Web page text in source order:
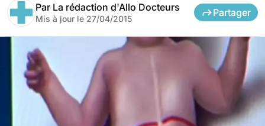
Par La rédaction d'Allo Docteurs
Mis à jour le 27/04/2015
Partager